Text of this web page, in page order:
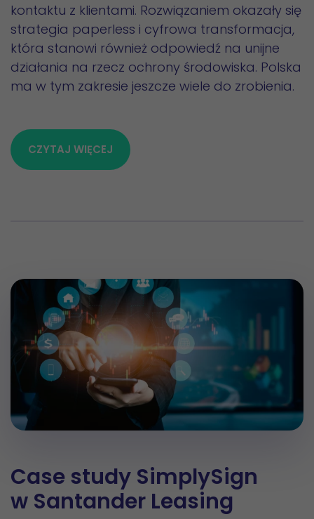
kontaktu z klientami. Rozwiązaniem okazały się
strategia paperless i cyfrowa transformacja,
która stanowi również odpowiedź na unijne
działania na rzecz ochrony środowiska. Polska
ma w tym zakresie jeszcze wiele do zrobienia.
CZYTAJ WIĘCEJ
Case study SimplySign
w Santander Leasing